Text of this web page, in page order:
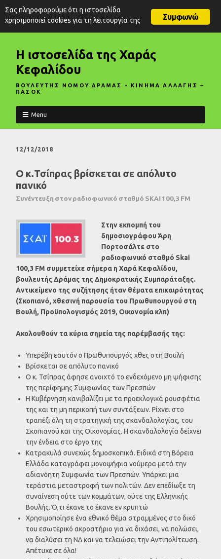
Η ιστοσελίδα της Χαράς
Κεφαλίδου
ΒΟΥΛΕΥΤΗΣ ΝΟΜΟΥ ΔΡΑΜΑΣ • ΚΙΝΗΜΑ ΑΛΛΑΓΗΣ –
ΠΑΣΟΚ
Menu
12/12/2018
Ο κ.Τσίπρας βρίσκεται σε απόλυτο
πανικό
Συνέντευξη στον ραδιοφωνικό σταθμό SKAI 100,3 FM
Στην εκπομπή του
δημοσιογράφου Άρη
Πορτοσάλτε στο
ραδιοφωνικό σταθμό Skai
100,3 FM συμμετείχε σήμερα η Χαρά Κεφαλίδου,
βουλευτής Δράμας της Δημοκρατικής Συμπαράταξης.
Αντικείμενο της συζήτησης ήταν θέματα επικαιρότητας
(Σκοπιανό, χθεσινή παρουσία του Πρωθυπουργού στη
Βουλή, Προϋπολογισμός 2019, Οικονομία κλπ)
Ακολουθούν τα κύρια σημεία της παρέμβασής της:
Υπερέβη εαυτόν ο Πρωθυπουργός χθες στη Βουλή
Βρίσκεται σε απόλυτο πανικό
Ο κ. Τσίπρας άφησε ανοιχτό το ενδεχόμενο μη ψήφισης
της περίφημης Συμφωνίας των Πρεσπών
Η Κυβέρνηση κανιβαλίζει με τα προεκλογικά ρουσφέτια
της και τη μη περικοπή των συντάξεων. Ρίχνει στο
τραπέζι όλη τη στρατηγική της σκανδαλολογίας, του
Σκοπιανού και της Οικονομίας. Η σκανδαλολογία δείχνει
την ένδεια στο έργο της
Κατρακυλά συνεχώς δημοσκοπικά. Ειδικά στη Βόρεια
Ελλάδα καταγράφει μονοψήφια νούμερα μετά την
αδιανόητη Συμφωνία των Πρεσπών. Υπάρχει μια
τεράστια μεταστροφή των πολιτών. Δεν επεδίωξε τη
συναίνεση ούτε των κομμάτων, ούτε της Ελληνικής
Βουλής. Ό,τι έκανε το έκανε εν κρυπτώ
Χρησιμοποίησε ένα εθνικό θέμα στραμμένος στο δικό
του εσωτερικό ακροατήριο για να διχάσει, να πολώσει,
να διαλύσει τη ΝΔ και να τελειώσει την Αντιπολίτευση.
Απέτυχε σε όλα!
Συμφωνώ
Σας πληροφορούμε ότι η ιστοσελίδα
χρησιμοποιεί cookies για τη λειτουργία της